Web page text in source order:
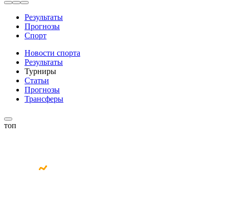
Результаты
Прогнозы
Спорт
Новости спорта
Результаты
Турниры
Статьи
Прогнозы
Трансферы
топ